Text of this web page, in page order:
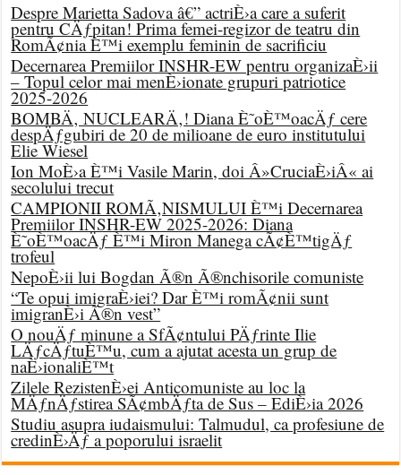
Despre Marietta Sadova â€” actriÈ›a care a suferit
pentru CÄƒpitan! Prima femei-regizor de teatru din
RomÃ¢nia È™i exemplu feminin de sacrificiu
Decernarea Premiilor INSHR-EW pentru organizaÈ›ii
– Topul celor mai menÈ›ionate grupuri patriotice
2025-2026
BOMBÄ‚ NUCLEARÄ‚! Diana È˜oÈ™oacÄƒ cere
despÄƒgubiri de 20 de milioane de euro institutului
Elie Wiesel
Ion MoÈ›a È™i Vasile Marin, doi Â»CruciaÈ›iÂ« ai
secolului trecut
CAMPIONII ROMÃ‚NISMULUI È™i Decernarea
Premiilor INSHR-EW 2025-2026: Diana
È˜oÈ™oacÄƒ È™i Miron Manega cÃ¢È™tigÄƒ
trofeul
NepoÈ›ii lui Bogdan Ã®n Ã®nchisorile comuniste
“Te opui imigraÈ›iei? Dar È™i romÃ¢nii sunt
imigranÈ›i Ã®n vest”
O nouÄƒ minune a SfÃ¢ntului PÄƒrinte Ilie
LÄƒcÄƒtuÈ™u, cum a ajutat acesta un grup de
naÈ›ionaliÈ™t
Zilele RezistenÈ›ei Anticomuniste au loc la
MÄƒnÄƒstirea SÃ¢mbÄƒta de Sus – EdiÈ›ia 2026
Studiu asupra iudaismului: Talmudul, ca profesiune de
credinÈ›Äƒ a poporului israelit